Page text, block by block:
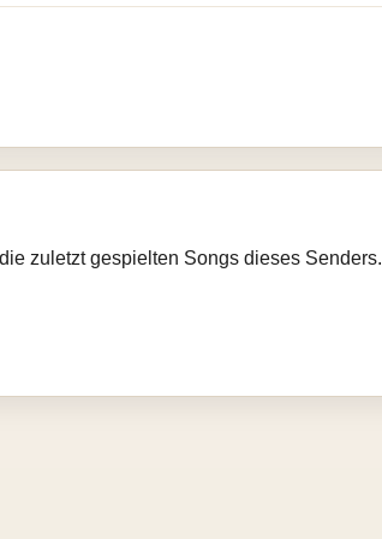
zuletzt gespielten Songs dieses Senders.